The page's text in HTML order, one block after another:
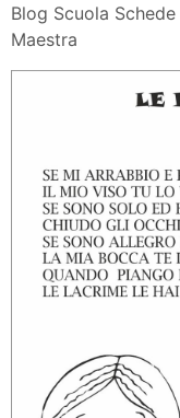
Blog Scuola
Maestra